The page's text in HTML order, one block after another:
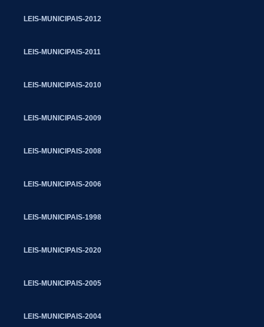
LEIS-MUNICIPAIS-2012
LEIS-MUNICIPAIS-2011
LEIS-MUNICIPAIS-2010
LEIS-MUNICIPAIS-2009
LEIS-MUNICIPAIS-2008
LEIS-MUNICIPAIS-2006
LEIS-MUNICIPAIS-1998
LEIS-MUNICIPAIS-2020
LEIS-MUNICIPAIS-2005
LEIS-MUNICIPAIS-2004